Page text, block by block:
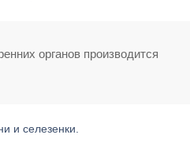
органов производится
и селезенки.